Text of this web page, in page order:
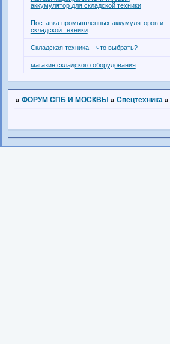
аккумулятор для складской техники
Поставка промышленных аккумуляторов и
складской техники
Складская техника – что выбрать?
магазин складского оборудования
» ФОРУМ СПБ И МОСКВЫ » Спецтехника »